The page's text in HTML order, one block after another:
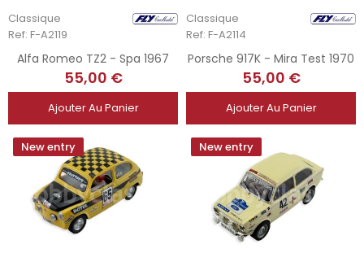
Classique
Ref: F-A2119
Alfa Romeo TZ2 - Spa 1967
55,00 €
Ajouter Au Panier
Classique
Ref: F-A2114
Porsche 917K - Mira Test 1970
55,00 €
Ajouter Au Panier
New entry New entry